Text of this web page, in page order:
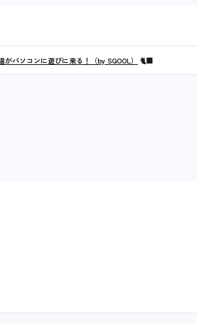
パソコンに遊びに来る！（by SQOOL） 🐈‍⬛